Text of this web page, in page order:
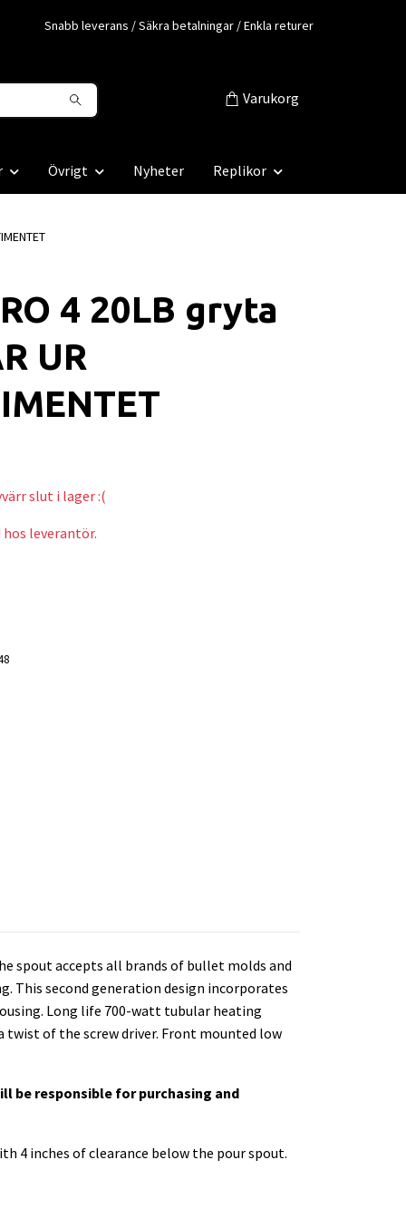
Snabb leverans / Säkra betalningar / Enkla returer
Varukorg
Övrigt Nyheter Replikor
4 20LB gryta
UR
slut i lager :(
leverantör.
spout accepts all brands of bullet molds and
This second generation design incorporates
Long life 700-watt tubular heating
twist of the screw driver. Front mounted low
be responsible for purchasing and
4 inches of clearance below the pour spout.